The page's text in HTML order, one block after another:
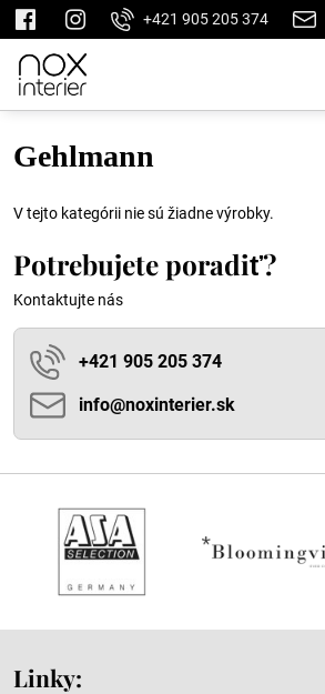
+421 905 205 374
Gehlmann
V tejto kategórii nie sú žiadne výrobky.
Potrebujete poradiť?
Kontaktujte nás
+421 905 205 374
info​@noxinterier​.sk
Linky: